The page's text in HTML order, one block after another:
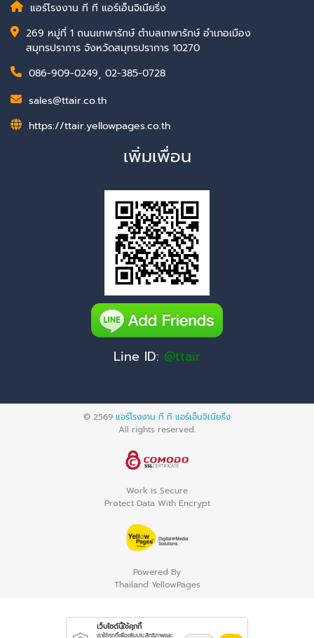
แอร์โรงงาน ที ที แอร์เอ็นจิเนียริ่ง
269 หมู่ที่ 1 ถนนเทพารักษ์ ตำบลเทพารักษ์ อำเภอเมือง
สมุทรปราการ จังหวัดสมุทรปราการ 10270
086-909-0249, 02-385-0728
sales@ttair.co.th
https://ttair.yellowpages.co.th
เพิ่มเพื่อน
Line ID: @ttair
© 2569 แอร์โรงงาน ที ที แอร์เอ็นจิเนียริ่ง
All rights reserved.
Work is Secure
Protect Data With Encrypt
Powered By
Thailand YellowPages
เว็บไซต์นี้ใช้คุกกี้
เราใช้คุกกี้เพื่อเพิ่มประสิทธิภาพและ